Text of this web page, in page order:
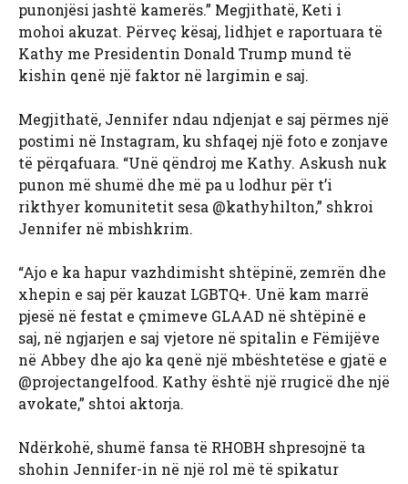
punonjësi jashtë kamerës.” Megjithatë, Keti i
mohoi akuzat. Përveç kësaj, lidhjet e raportuara të
Kathy me Presidentin Donald Trump mund të
kishin qenë një faktor në largimin e saj.
Megjithatë, Jennifer ndau ndjenjat e saj përmes një
postimi në Instagram, ku shfaqej një foto e zonjave
të përqafuara. “Unë qëndroj me Kathy. Askush nuk
punon më shumë dhe më pa u lodhur për t’i
rikthyer komunitetit sesa @kathyhilton,” shkroi
Jennifer në mbishkrim.
“Ajo e ka hapur vazhdimisht shtëpinë, zemrën dhe
xhepin e saj për kauzat LGBTQ+. Unë kam marrë
pjesë në festat e çmimeve GLAAD në shtëpinë e
saj, në ngjarjen e saj vjetore në spitalin e Fëmijëve
në Abbey dhe ajo ka qenë një mbështetëse e gjatë e
@projectangelfood. Kathy është një rrugicë dhe një
avokate,” shtoi aktorja.
Ndërkohë, shumë fansa të RHOBH shpresojnë ta
shohin Jennifer-in në një rol më të spikatur